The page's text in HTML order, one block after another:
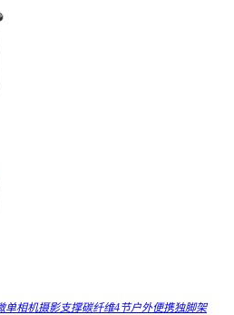
单相机摄影支撑碳纤维4节户外便携独脚架